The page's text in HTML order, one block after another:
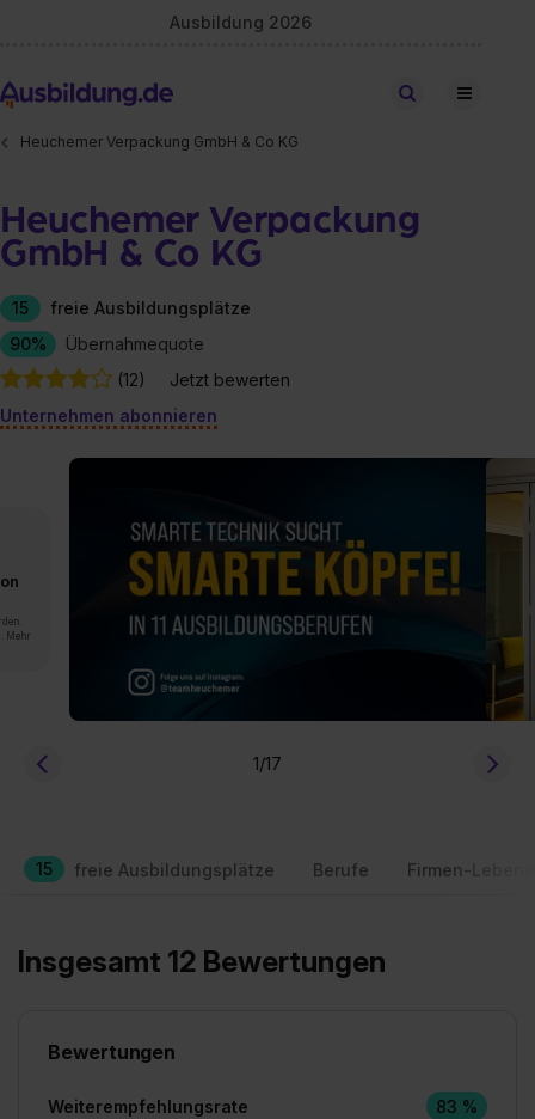
Ausbildung 2026
Stellen finden
Heuchemer Verpackung GmbH & Co KG
Heuchemer Verpackung
GmbH & Co KG
15
freie Ausbildungsplätze
90%
Übernahmequote
(12)
Jetzt bewerten
Unternehmen abonnieren
Mehr
1/17
15 freie Ausbildungsplätze Berufe Firmen-
Insgesamt 12 Bewertungen
Bewertungen
Weiterempfehlungsrate 83 %